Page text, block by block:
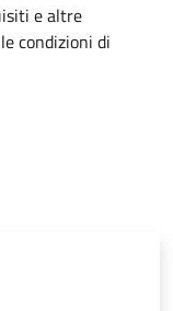
e altre
condizioni di